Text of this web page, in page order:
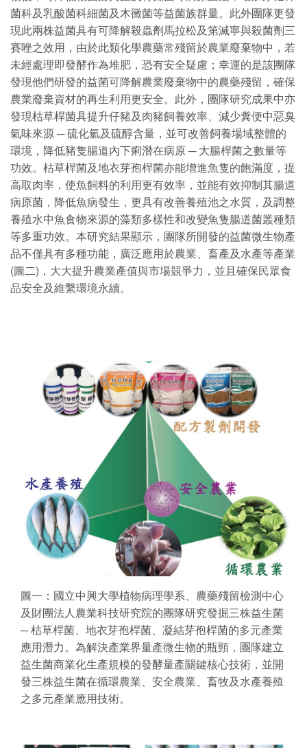
菌科及乳酸菌科細菌及木黴菌等益菌族群量。此外團隊更發
現此兩株益菌具有可降解殺蟲劑馬拉松及第滅寧與殺菌劑三
賽唑之效用，由於此類化學農藥常殘留於農業廢棄物中，若
未經處理即發酵作為堆肥，恐有安全疑慮；幸運的是該團隊
發現他們研發的益菌可降解農業廢棄物中的農藥殘留，確保
農業廢棄資材的再生利用更安全。此外，團隊研究成果中亦
發現枯草桿菌具提升仔豬及肉豬飼養效率、減少糞便中惡臭
氣味來源 ─ 硫化氫及硫醇含量，並可改善飼養場域整體的
環境，降低豬隻腸道內下痢潛在病原 ─ 大腸桿菌之數量等
功效。枯草桿菌及地衣芽孢桿菌亦能增進魚隻的飽滿度，提
高取肉率，使魚飼料的利用更有效率，並能有效抑制其腸道
病原菌，降低魚病發生，更具有改善養殖池之水質，及調整
養殖水中魚食物來源的藻類多樣性和改變魚隻腸道菌叢種類
等多重功效。本研究結果顯示，團隊所開發的益菌微生物產
品不僅具有多種功能，廣泛應用於農業、畜產及水產等產業
(圖二)，大大提升農業產值與市場競爭力，並且確保民眾食
品安全及維繫環境永續。
圖一：國立中興大學植物病理學系、農藥殘留檢測中心
及財團法人農業科技研究院的團隊研究發掘三株益生菌
─ 枯草桿菌、地衣芽孢桿菌、凝結芽孢桿菌的多元產業
應用潛力。為解決產業界量產微生物的瓶頸，團隊建立
益生菌商業化生產規模的發酵量產關鍵核心技術，並開
發三株益生菌在循環農業、安全農業、畜牧及水產養殖
之多元產業應用技術。